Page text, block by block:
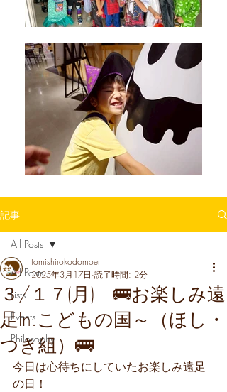
記事
All Posts
Lists
Events
Philosophy
All Posts
３/１７(月) 🚌お楽しみ遠
足In.こどもの国～（ほし・
つき組）🚌
tomishirokodomoen
2025年3月17日 読了時間: 2分
今日は心待ちにしていたお楽しみ遠足
の日！